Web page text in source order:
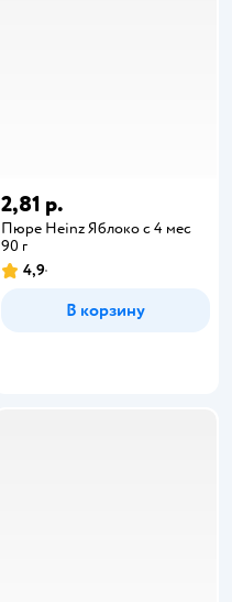
2,81 р.
Пюре Heinz Яблоко с 4 мес
90 г
4,9
В корзину